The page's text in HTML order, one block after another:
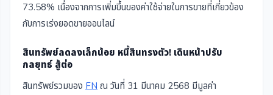
73.58% เนื่องจากการเพิ่มขึ้นของค่าใช้จ่ายในการขายที่เกี่ยวข้อง
กับการเร่งยอดขายออนไลน์
สินทรัพย์ลดลงเล็กน้อย หนี้สินทรงตัว! เดินหน้าปรับ
กลยุทธ์ สู้ต่อ
สินทรัพย์รวมของ FN ณ วันที่ 31 มีนาคม 2568 มีมูลค่า